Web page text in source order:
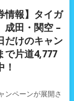
情報】タイガ
成田・関空 –
だけのキャン
で片道4,777
！
ンペーンが展開さ